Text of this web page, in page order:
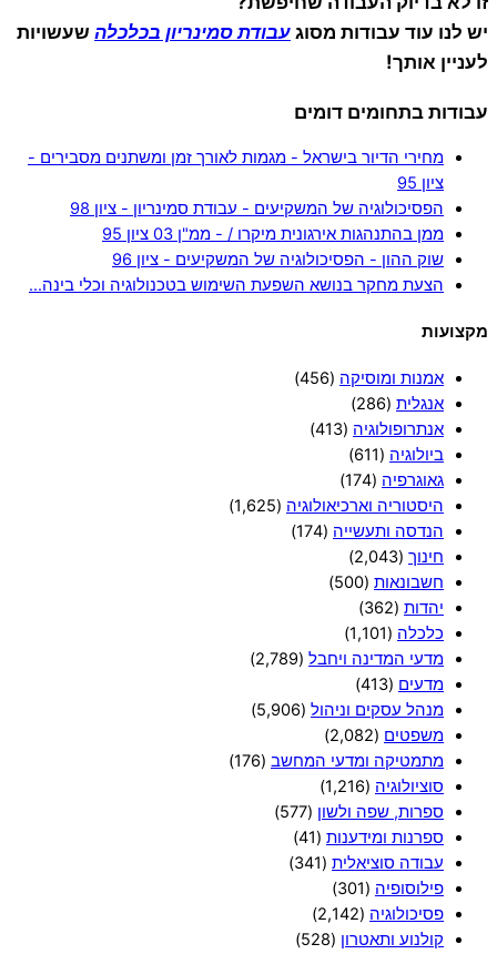
יש לנו עוד עבודות מסוגעבודת סמינריון בכלכלה שעשויות
לעניין אותך!
עבודות בתחומים דומים
מחירי הדיור בישראל - מגמות לאורך זמן ומשתנים מסבירים -
ציון 95
הפסיכולוגיה של המשקיעים - עבודת סמינריון - ציון 98
ממן בהתנהגות אירגונית מיקרו / - ממ"ן 03 ציון 95
שוק ההון - הפסיכולוגיה של המשקיעים - ציון 96
הצעת מחקר בנושא השפעת השימוש בטכנולוגיה וכלי בינה…
מקצועות
אמנות ומוסיקה (456)
אנגלית (286)
אנתרופולוגיה (413)
ביולוגיה (611)
גאוגרפיה (174)
היסטוריה וארכיאולוגיה (1,625)
הנדסה ותעשייה (174)
חינוך (2,043)
חשבונאות (500)
יהדות (362)
כלכלה (1,101)
מדעי המדינה ויחבל (2,789)
מדעים (413)
מנהל עסקים וניהול (5,906)
משפטים (2,082)
מתמטיקה ומדעי המחשב (176)
סוציולוגיה (1,216)
ספרות, שפה ולשון (577)
ספרנות ומידענות (41)
עבודה סוציאלית (341)
פילוסופיה (301)
פסיכולוגיה (2,142)
קולנוע ותאטרון (528)